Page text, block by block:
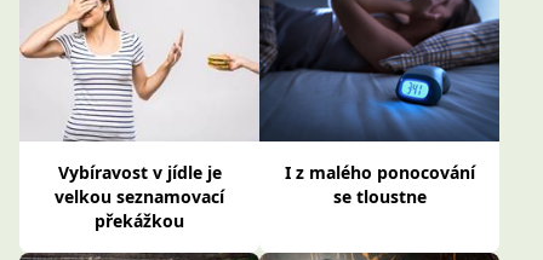
Vybíravost v jídle je
velkou seznamovací
překážkou
I z malého ponocování
se tloustne